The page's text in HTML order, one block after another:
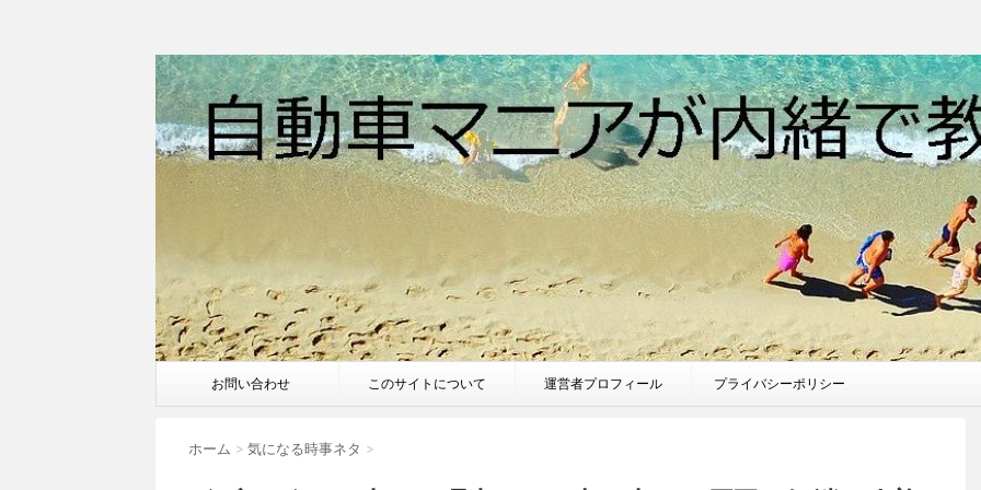
お問い合わせ このサイトについて 運営者プロフィール プライバシーポリシー
ホーム > 気になる時事ネタ >